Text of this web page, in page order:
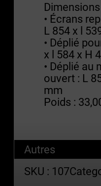
Dimensions
• Écrans
L 854 x l
• Déplié
x l 584 x H
• Déplié au
ouvert : L
mm
Poids :
Autres
SKU : 107